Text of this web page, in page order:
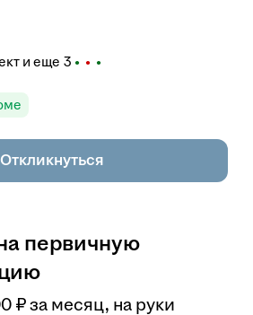
и еще 3
Откликнуться
первичную
₽ за месяц, на руки